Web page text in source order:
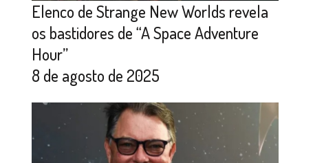
Elenco de Strange New Worlds revela
os bastidores de “A Space Adventure
Hour”
8 de agosto de 2025